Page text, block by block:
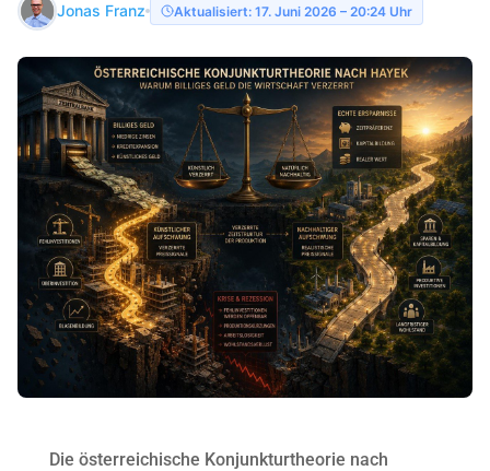
Jonas Franz Aktualisiert: 17. Juni 2026 – 20:24 Uhr
Die österreichische Konjunkturtheorie nach